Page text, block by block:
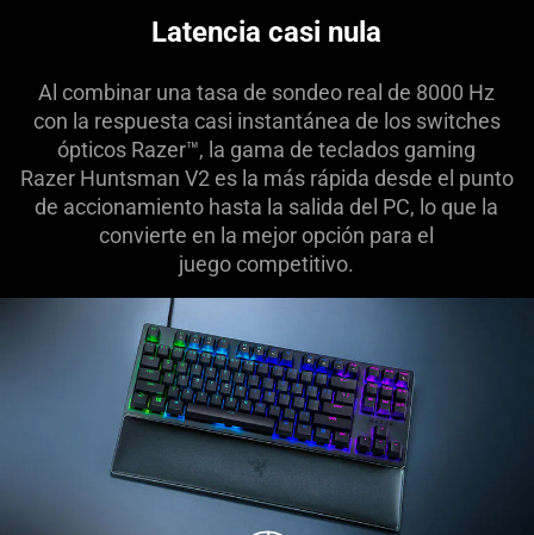
Latencia casi nula
Al combinar una tasa de sondeo real de 8000 Hz
con la respuesta casi instantánea de los switches
ópticos Razer™, la gama de teclados gaming
Razer Huntsman V2 es la más rápida desde el punto
de accionamiento hasta la salida del PC, lo que la
convierte en la mejor opción para el
juego competitivo.